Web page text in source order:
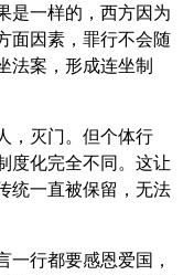
是一样的，西方因为
面因素，罪行不会随
法案，形成连坐制
，灭门。但个体行
度化完全不同。这让
统一直被保留，无法
一行都要感恩爱国，